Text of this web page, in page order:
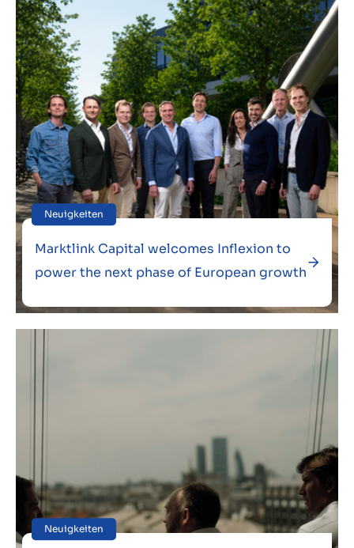
Kontakt
DE
Neuigkeiten
Marktlink Capital welcomes Inflexion to
power the next phase of European growth
Neuigkeiten